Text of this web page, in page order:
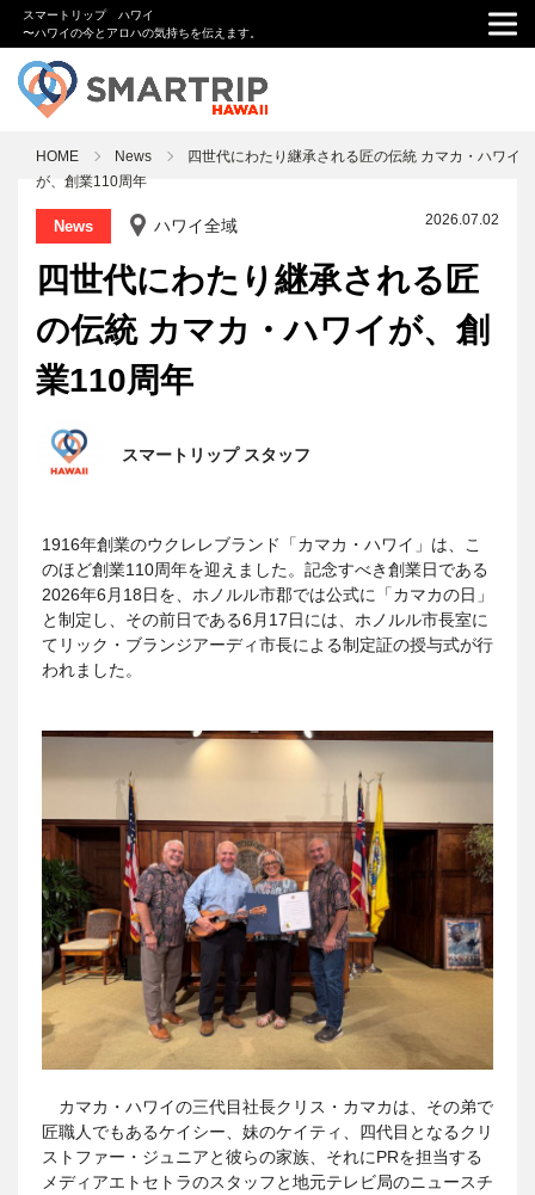
スマートリップ ハワイ
〜ハワイの今とアロハの気持ちを伝えます。
HOME News
四世代にわたり継承される匠の伝統 カマカ・ハワイ
が、創業110周年
News ハワイ全域 2026.07.02
四世代にわたり継承される匠
の伝統 カマカ・ハワイが、創
業110周年
スマートリップ スタッフ
1916年創業のウクレレブランド「カマカ・ハワイ」は、こ
のほど創業110周年を迎えました。記念すべき創業日である
2026年6月18日を、ホノルル市郡では公式に「カマカの日」
と制定し、その前日である6月17日には、ホノルル市長室に
てリック・ブランジアーディ市長による制定証の授与式が行
われました。
カマカ・ハワイの三代目社長クリス・カマカは、その弟で
匠職人でもあるケイシー、妹のケイティ、四代目となるクリ
ストファー・ジュニアと彼らの家族、それにPRを担当する
メディアエトセトラのスタッフと地元テレビ局のニュースチ